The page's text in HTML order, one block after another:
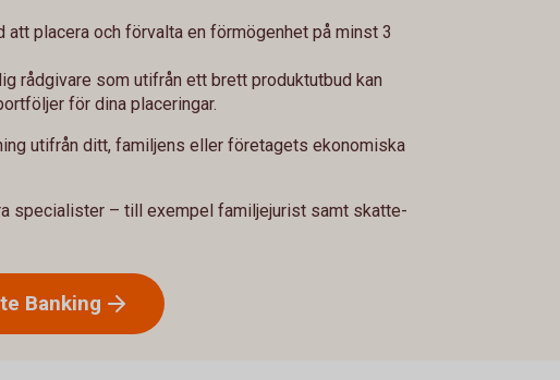
att placera och förvalta en förmögenhet på minst 3
rådgivare som utifrån ett brett produktutbud kan
för dina placeringar.
utifrån ditt, familjens eller företagets ekonomiska
specialister – till exempel familjejurist samt skatte-
Banking